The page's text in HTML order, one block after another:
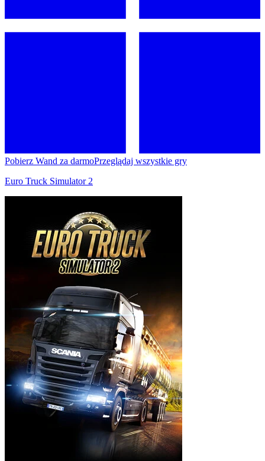
Pobierz Wand za darmoPrzeglądaj wszystkie gry
Euro Truck Simulator 2